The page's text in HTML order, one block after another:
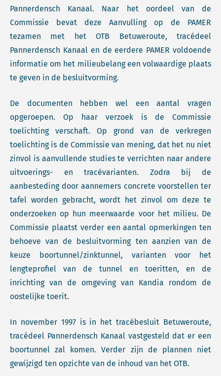
Pannerdensch Kanaal. Naar het oordeel van de
Commissie bevat deze Aanvulling op de PAMER
tezamen met het OTB Betuweroute, tracédeel
Pannerdensch Kanaal en de eerdere PAMER voldoende
informatie om het milieubelang een volwaardige plaats
te geven in de besluitvorming.
De documenten hebben wel een aantal vragen
opgeroepen. Op haar verzoek is de Commissie
toelichting verschaft. Op grond van de verkregen
toelichting is de Commissie van mening, dat het nu niet
zinvol is aanvullende studies te verrichten naar andere
uitvoerings- en tracévarianten. Zodra bij de
aanbesteding door aannemers concrete voorstellen ter
tafel worden gebracht, wordt het zinvol om deze te
onderzoeken op hun meerwaarde voor het milieu. De
Commissie plaatst verder een aantal opmerkingen ten
behoeve van de besluitvorming ten aanzien van de
keuze boortunnel/zinktunnel, varianten voor het
lengteprofiel van de tunnel en toeritten, en de
inrichting van de omgeving van Kandia rondom de
oostelijke toerit.
In november 1997 is in het tracébesluit Betuweroute,
tracédeel Pannerdensch Kanaal vastgesteld dat er een
boortunnel zal komen. Verder zijn de plannen niet
gewijzigd ten opzichte van de inhoud van het OTB.